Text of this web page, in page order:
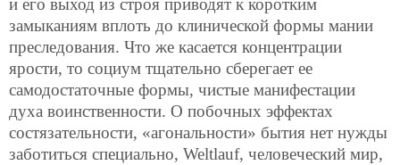
и его выход из строя приводят к коротким
замыканиям вплоть до клинической формы мании
преследования. Что же касается концентрации
ярости, то социум тщательно сберегает ее
самодостаточные формы, чистые манифестации
духа воинственности. О побочных эффектах
состязательности, «агональности» бытия нет нужды
заботиться специально, Weltlauf, человеческий мир,